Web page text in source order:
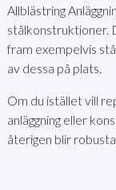
Allblästring
stålkonstruktioner.
fram exempelvis
av dessa på plats.
Om du istället vill
anläggning eller
återigen blir